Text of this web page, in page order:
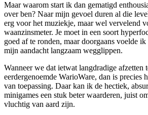
Maar waarom start ik dan gematigd
over ben? Naar mijn gevoel duren al die
erg voor het muziekje, maar wel vervelend
waanzinsmeter. Je moet in een soort
goed af te ronden, maar doorgaans voelde
mijn aandacht langzaam wegglippen.
Wanneer we dat ietwat langdradige afzetten
eerdergenoemde WarioWare, dan is precies
van toepassing. Daar kan ik de hectiek,
minigames een stuk beter waarderen, juist
vluchtig van aard zijn.